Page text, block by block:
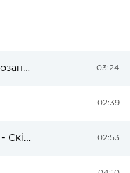
Alena Omargalieva & Дім Звукозапису - Стожари 03:24
02:39
Alena Omargalieva & Chekson - Скільки ще (Gvozdini Remix) 02:53